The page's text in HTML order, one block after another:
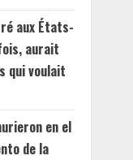
aux États-
aurait
qui voulait
en el
de la